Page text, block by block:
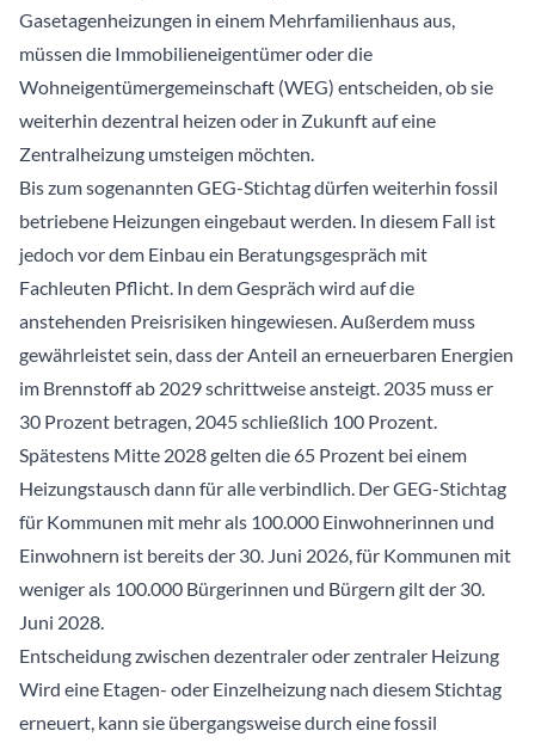
Gasetagenheizungen in einem Mehrfamilienhaus aus,
müssen die Immobilieneigentümer oder die
Wohneigentümergemeinschaft (WEG) entscheiden, ob sie
weiterhin dezentral heizen oder in Zukunft auf eine
Zentralheizung umsteigen möchten.
Bis zum sogenannten GEG-Stichtag dürfen weiterhin fossil
betriebene Heizungen eingebaut werden. In diesem Fall ist
jedoch vor dem Einbau ein Beratungsgespräch mit
Fachleuten Pflicht. In dem Gespräch wird auf die
anstehenden Preisrisiken hingewiesen. Außerdem muss
gewährleistet sein, dass der Anteil an erneuerbaren Energien
im Brennstoff ab 2029 schrittweise ansteigt. 2035 muss er
30 Prozent betragen, 2045 schließlich 100 Prozent.
Spätestens Mitte 2028 gelten die 65 Prozent bei einem
Heizungstausch dann für alle verbindlich. Der GEG-Stichtag
für Kommunen mit mehr als 100.000 Einwohnerinnen und
Einwohnern ist bereits der 30. Juni 2026, für Kommunen mit
weniger als 100.000 Bürgerinnen und Bürgern gilt der 30.
Juni 2028.
Entscheidung zwischen dezentraler oder zentraler Heizung
Wird eine Etagen- oder Einzelheizung nach diesem Stichtag
erneuert, kann sie übergangsweise durch eine fossil